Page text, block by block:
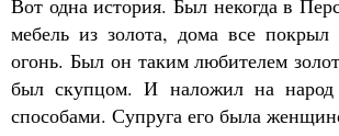
Вот одна история. Был некогда в
мебель из золота, дома все
огонь. Был он таким любителем
был скупцом. И наложил на народ
способами. Супруга его была